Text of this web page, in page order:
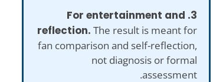
3. For entertainment and
reflection. The result is meant for
fan comparison and self-reflection,
not diagnosis or formal
assessment.